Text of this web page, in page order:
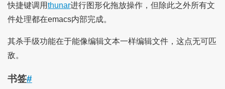
快捷键调用thunar进行图形化拖放操作，但除此之外所有文
件处理都在emacs内部完成。
其杀手级功能在于能像编辑文本一样编辑文件，这点无可匹
敌。
书签#